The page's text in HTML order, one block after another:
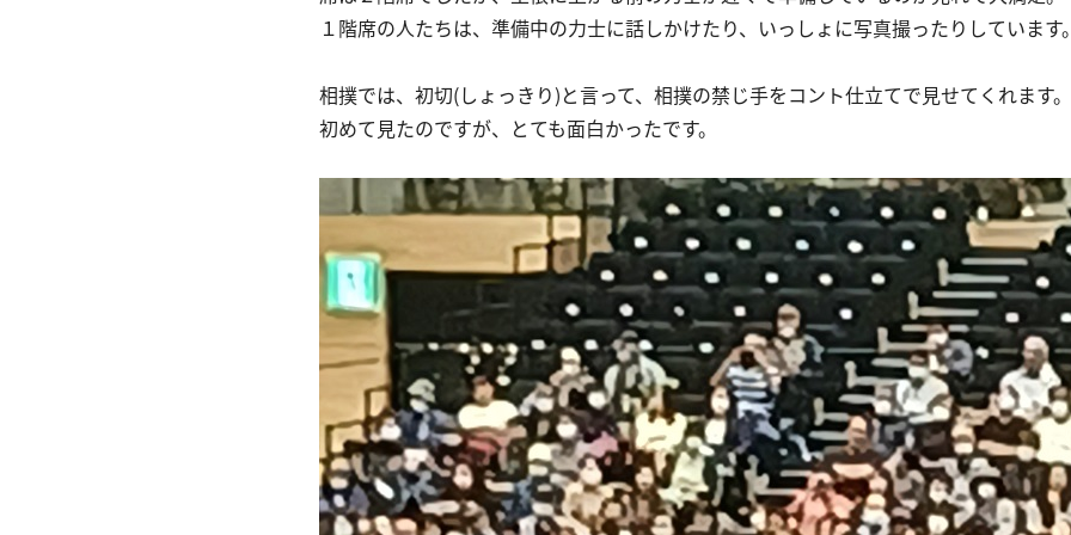
１階席の人たちは、準備中の力士に話しかけたり、いっしょに写真撮ったりしています
相撲では、初切(しょっきり)と言って、相撲の禁じ手をコント仕立てで見せてくれます。
初めて見たのですが、とても面白かったです。